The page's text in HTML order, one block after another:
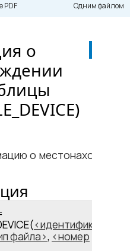
PDF Одним файлом
о
о местонахождении
идентификатор
файла ,
номер